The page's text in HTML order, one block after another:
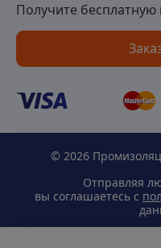
Получите бесплатную
© 2026
Отправляя
вы соглашаетесь с